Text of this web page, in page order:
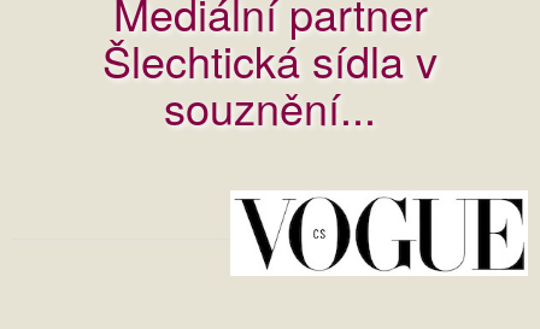
Mediální partner
Šlechtická sídla v
souznění...